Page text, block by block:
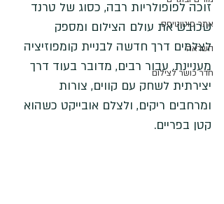
אתר פוטוטיפס
השראה
חדר כושר לצילום
זוכה לפופולריות רבה, כסוג של טרנד
שכובש את עולם הצילום ומספק
לצלמים דרך חדשה לבניית קומפוזיציה
מעניינת. עבור רבים, מדובר בעוד דרך
יצירתית לשחק עם קווים, צורות
ומרחבים ריקים, ולצלם אובייקט כשהוא
קטן בפריים.